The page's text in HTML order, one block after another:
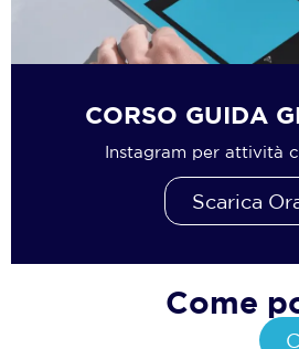
CORSO GUIDA
Instagram per attività
Scarica
Come